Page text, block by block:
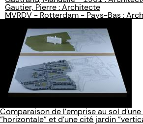
Gautier, Pierre : Architecte
MVRDV - Rotterdam - Pays-Bas :
Comparaison de l'emprise au sol
"horizontale" et d'une cité jardin